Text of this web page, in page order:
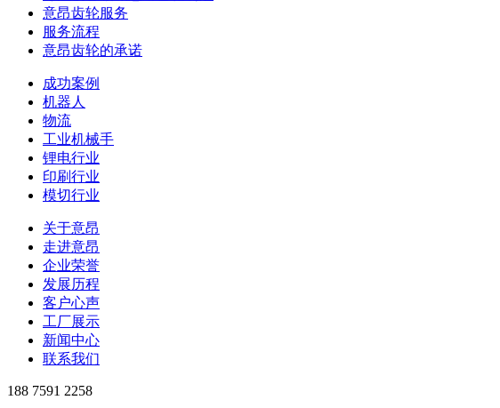
意昂齿轮服务
服务流程
意昂齿轮的承诺
成功案例
机器人
物流
工业机械手
锂电行业
印刷行业
模切行业
关于意昂
走进意昂
企业荣誉
发展历程
客户心声
工厂展示
新闻中心
联系我们
188 7591 2258